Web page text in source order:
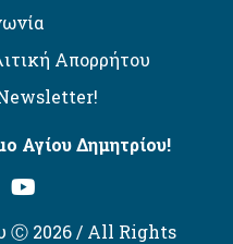
Απορρήτου
Αγίου Δημητρίου!
Ⓒ 2026 / All Rights